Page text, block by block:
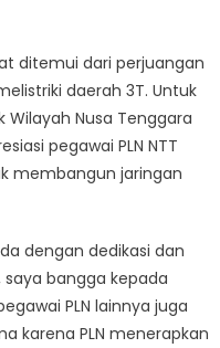
ditemui dari perjuangan
daerah 3T. Untuk
Wilayah Nusa Tenggara
pegawai PLN NTT
membangun jaringan
dengan dedikasi dan
bangga kepada
PLN lainnya juga
karena PLN menerapkan